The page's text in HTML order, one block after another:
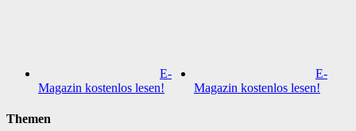
E-
Magazin kostenlos lesen!
E-
Magazin kostenlos lesen!
Themen